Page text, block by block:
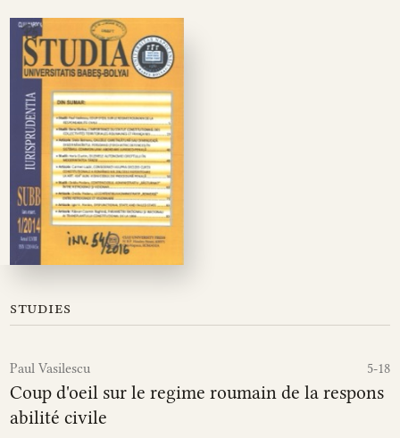
studies
Paul Vasilescu 5-18
Coup d'oeil sur le regime roumain de la respons
abilité civile